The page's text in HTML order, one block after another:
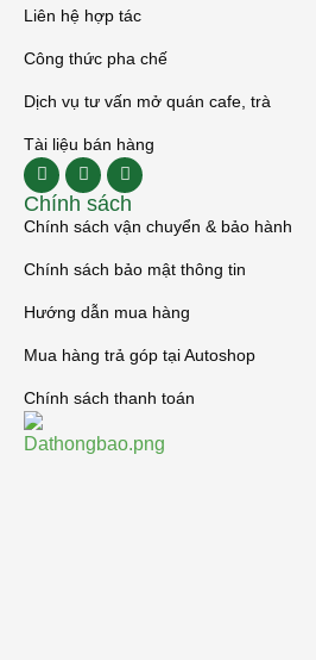
Liên hệ hợp tác
Công thức pha chế
Dịch vụ tư vấn mở quán cafe, trà
Tài liệu bán hàng
Chính sách
Chính sách vận chuyển & bảo hành
Chính sách bảo mật thông tin
Hướng dẫn mua hàng
Mua hàng trả góp tại Autoshop
Chính sách thanh toán